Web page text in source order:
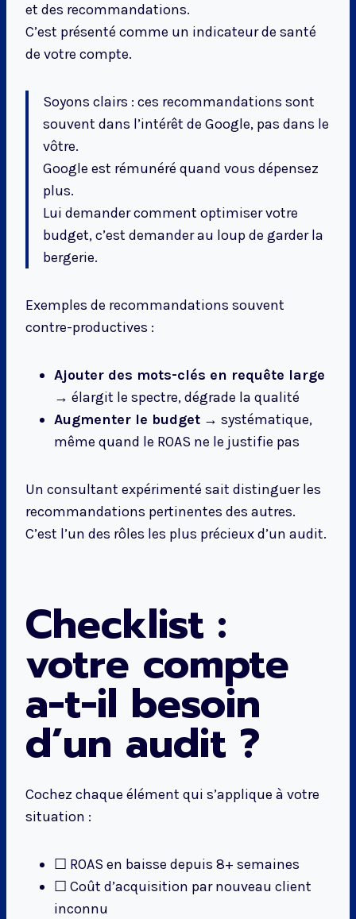
et des recommandations.
C’est présenté comme un indicateur de santé
de votre compte.
Soyons clairs : ces recommandations sont
souvent dans l’intérêt de Google, pas dans le
vôtre.
Google est rémunéré quand vous dépensez
plus.
Lui demander comment optimiser votre
budget, c’est demander au loup de garder la
bergerie.
Exemples de recommandations souvent
contre-productives :
Ajouter des mots-clés en requête large
→ élargit le spectre, dégrade la qualité
Augmenter le budget → systématique,
même quand le ROAS ne le justifie pas
Un consultant expérimenté sait distinguer les
recommandations pertinentes des autres.
C’est l’un des rôles les plus précieux d’un audit.
Checklist :
votre compte
a-t-il besoin
d’un audit ?
Cochez chaque élément qui s’applique à votre
situation :
☐ ROAS en baisse depuis 8+ semaines
☐ Coût d’acquisition par nouveau client
inconnu